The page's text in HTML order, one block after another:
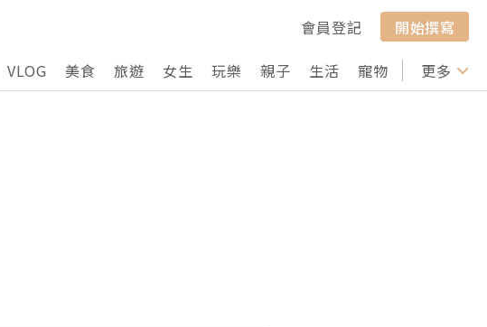
會員登記
開始撰寫
VLOG 美食 旅遊 女生 玩樂 親子 生活 寵物 行山 打卡
更多